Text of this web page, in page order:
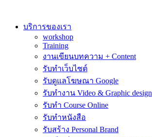
contentบริการของเรา
workshop
Training
งานเขียนบทความ + Content
รับทำเว็บไซต์
รับดูแลโฆษณา Google
รับทำงาน Video & Graphic design
รับทำ Course Online
รับทำหนังสือ
รับสร้าง Personal Brand